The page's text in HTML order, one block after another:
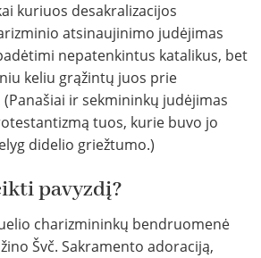
kuriuos desakralizacijos
atsinaujinimo judėjimas
nepatenkintus katalikus, bet
keliu grąžintų juos prie
ir sekmininkų judėjimas
tuos, kurie buvo jo
didelio griežtumo.)
pavyzdį?
charizmininkų bendruomenė
Švč. Sakramento adoraciją,